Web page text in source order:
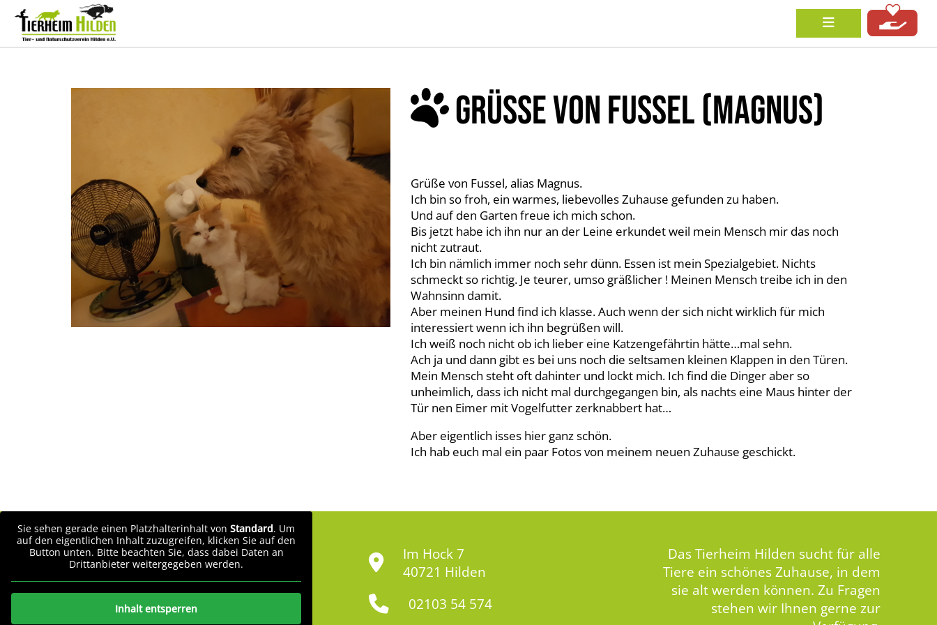
GRÜSSE VON FUSSEL (MAGNUS)
Grüße von Fussel, alias Magnus.
Ich bin so froh, ein warmes, liebevolles Zuhause gefunden zu haben.
Und auf den Garten freue ich mich schon.
Bis jetzt habe ich ihn nur an der Leine erkundet weil mein Mensch mir das noch
nicht zutraut.
Ich bin nämlich immer noch sehr dünn. Essen ist mein Spezialgebiet. Nichts
schmeckt so richtig. Je teurer, umso gräßlicher ! Meinen Mensch treibe ich in den
Wahnsinn damit.
Aber meinen Hund find ich klasse. Auch wenn der sich nicht wirklich für mich
interessiert wenn ich ihn begrüßen will.
Ich weiß noch nicht ob ich lieber eine Katzengefährtin hätte…mal sehn.
Ach ja und dann gibt es bei uns noch die seltsamen kleinen Klappen in den Türen.
Mein Mensch steht oft dahinter und lockt mich. Ich find die Dinger aber so
unheimlich, dass ich nicht mal durchgegangen bin, als nachts eine Maus hinter der
Tür nen Eimer mit Vogelfutter zerknabbert hat…
Aber eigentlich isses hier ganz schön.
Ich hab euch mal ein paar Fotos von meinem neuen Zuhause geschickt.
Sie sehen gerade einen Platzhalterinhalt von Standard. Um
auf den eigentlichen Inhalt zuzugreifen, klicken Sie auf den
Button unten. Bitte beachten Sie, dass dabei Daten an
Drittanbieter weitergegeben werden.
Inhalt entsperren
Im Hock 7
40721 Hilden
02103 54 574
Das Tierheim Hilden sucht für alle
Tiere ein schönes Zuhause, in dem
sie alt werden können. Zu Fragen
stehen wir Ihnen gerne zur